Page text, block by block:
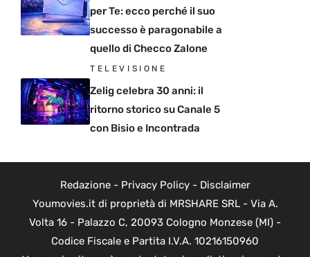
per Te: ecco perché il suo
successo è paragonabile a
quello di Checco Zalone
TELEVISIONE
Zelig celebra 30 anni: il
ritorno storico su Canale 5
con Bisio e Incontrada
Redazione- Privacy Policy- Disclaimer
Youmovies.it di proprietà di MRSHARE SRL - Via A.
Volta 16 - Palazzo C, 20093 Cologno Monzese (MI) -
Codice Fiscale e Partita I.V.A. 10216150960